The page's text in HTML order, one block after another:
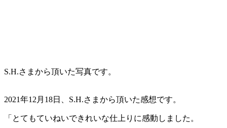
S.H.さまから頂いた写真です。
2021年12月18日、S.H.さまから頂いた感想です。
「とてもていねいできれいな仕上りに感動しました。